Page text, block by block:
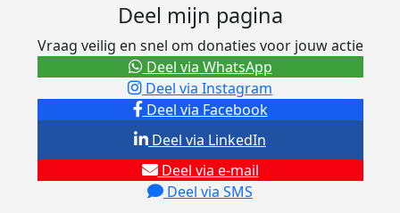
Deel mijn pagina
Vraag veilig en snel om donaties voor jouw actie
Deel via Facebook
Deel via Instagram
Deel via e-mail
Deel via SMS
Deel via LinkedIn
Deel via WhatsApp